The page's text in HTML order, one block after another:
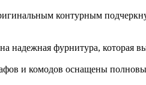
контурным
надежная фурнитура, которая
и комодов оснащены